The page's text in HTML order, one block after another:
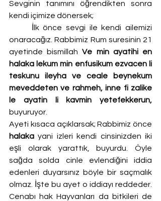
Sevginin tanımını öğrendikten sonra
kendi içimize dönersek;
onaracağız. Rabbimiz Rum suresinin 21
ayetinde bismillah Ve min ayatihi en
halaka lekum min enfusikum ezvacen li
teskunu ileyha ve ceale beynekum
meveddeten ve rahmeh, inne fi zalike
buyuruyor.
halaka yani izleri kendi cinsinizden iki
eşli olarak yarattık, buyurdu. Öyle
sağda solda cinle evlendiğini iddia
edenleri duyarsınız böyle bir saçmalık
olmaz. İşte bu ayet o iddiayı reddeder.
Cenabı hak Hayvanları da bitkileri de